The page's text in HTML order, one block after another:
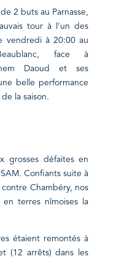
2 buts au Parnasse,
tour à l’un des
vendredi à 20:00 au
face à
Daoud et ses
belle performance
la saison.
grosses défaites en
Confiants suite à
Chambéry, nos
en terres nîmoises la
remontés à
(12 arrêts) dans les